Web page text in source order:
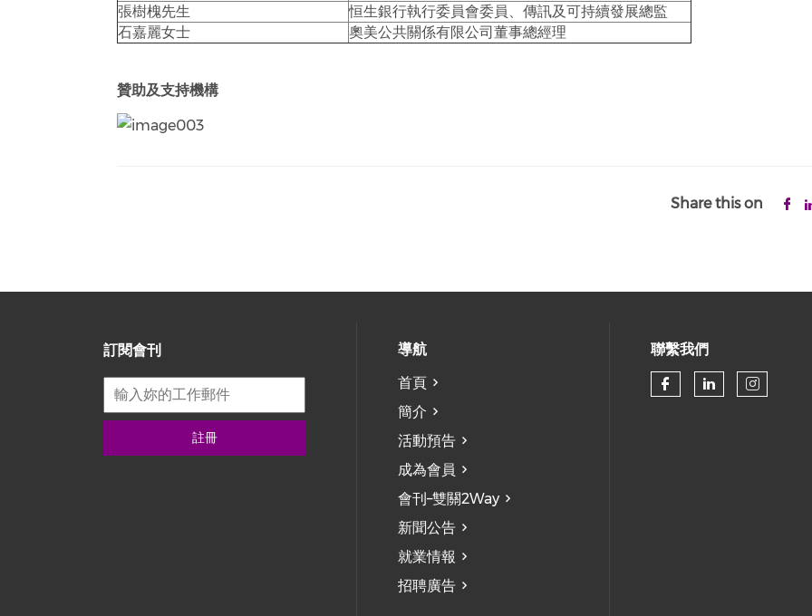
張樹槐先生
恒生銀行執行委員會委員、傳訊及可持續發展總監
石嘉麗女士
奧美公共關係有限公司董事總經理
贊助及支持機構
Share this on
訂閱會刊
註冊
導航
首頁
簡介
活動預告
成為會員
會刊–雙關2Way
新聞公告
就業情報
招聘廣告
聯繫我們